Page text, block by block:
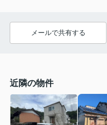
メールで共有する
近隣の物件